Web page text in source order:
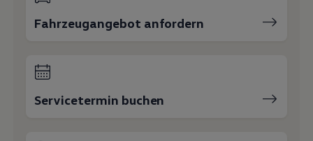
Fahrzeugangebot anfordern
Servicetermin buchen